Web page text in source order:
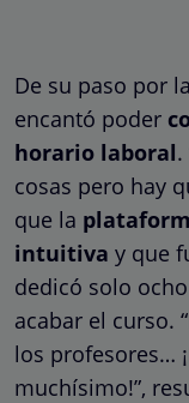
De su paso por
encantó poder
horario laboral
cosas pero hay
que la
intuitiva y que
dedicó solo
acabar el curso.
los profesores…
muchísimo!”,